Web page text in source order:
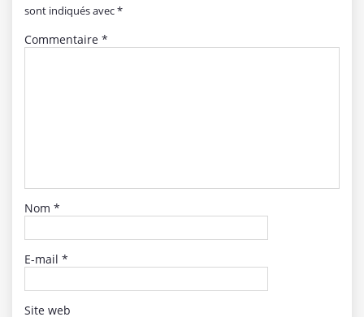
sont indiqués avec*
Commentaire *
Nom *
E-mail *
Site web